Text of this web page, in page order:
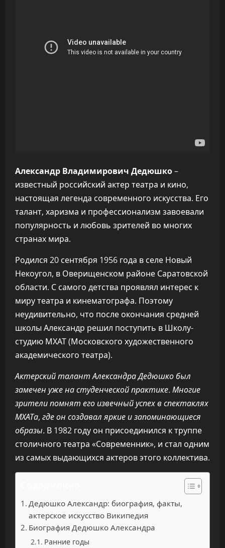
Александр Владимирович Дедюшко–
известный российский актер театра и кино,
настоящая легенда современного искусства. Его
талант, харизма и профессионализм завоевали
популярность и любовь зрителей во многих
странах мира.
Родился 20 сентября 1956 года в селе Новый
Некоугол, в Оверищенском районе Саратовской
области. С самого детства проявлял интерес к
миру театра и кинематографа. Поэтому
неудивительно, что после окончания средней
школы Александр решил поступить в Школу-
студию МХАТ (Московского художественного
академического театра).
Актерский талант Александра Дедюшко был
замечен уже на студенческой практике. Многие
зрители помнят его извечный успех в спектаклях
МХАТа, где он создавал яркие и запоминающиеся
образы. В 1982 году он присоединился к труппе
столичного театра «Современник», и стал одним
из самых выдающихся актеров этого коллектива.
Дедюшко Александр: биография, факты,
актерское искусство Википедия
Биография Дедюшко Александра
Ранние годы